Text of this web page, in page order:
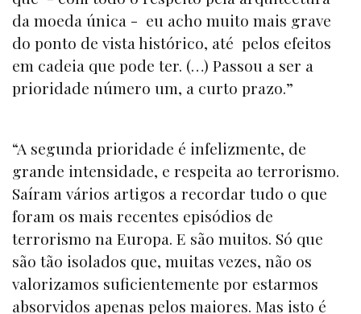
da moeda única - eu acho muito mais grave
do ponto de vista histórico, até pelos efeitos
em cadeia que pode ter. (…) Passou a ser a
prioridade número um, a curto prazo.”
“A segunda prioridade é infelizmente, de
grande intensidade, e respeita ao terrorismo.
Saíram vários artigos a recordar tudo o que
foram os mais recentes episódios de
terrorismo na Europa. E são muitos. Só que
são tão isolados que, muitas vezes, não os
valorizamos suficientemente por estarmos
absorvidos apenas pelos maiores. Mas isto é